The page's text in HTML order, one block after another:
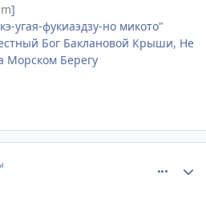
]
угая-фукиаэдзу-но микото"
Бог Баклановой Крыши, Не
Морском Берегу